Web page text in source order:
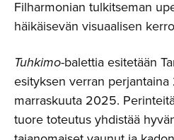
Filharmonian tulkitseman
häikäisevän visuaalisen
Tuhkimo-balettia esitetään
esityksen verran perjantaina
marraskuuta 2025.
tuore toteutus yhdistää